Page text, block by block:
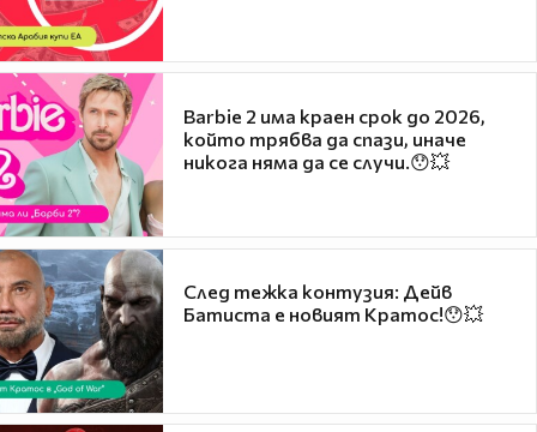
Barbie 2 има краен срок до 2026,
който трябва да спази, иначе
никога няма да се случи.😯💥
След тежка контузия: Дейв
Батиста е новият Кратос!😯💥